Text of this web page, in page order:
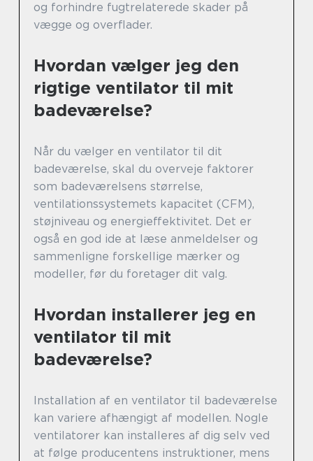
og forhindre fugtrelaterede skader på
vægge og overflader.
Hvordan vælger jeg den
rigtige ventilator til mit
badeværelse?
Når du vælger en ventilator til dit
badeværelse, skal du overveje faktorer
som badeværelsens størrelse,
ventilationssystemets kapacitet (CFM),
støjniveau og energieffektivitet. Det er
også en god ide at læse anmeldelser og
sammenligne forskellige mærker og
modeller, før du foretager dit valg.
Hvordan installerer jeg en
ventilator til mit
badeværelse?
Installation af en ventilator til badeværelse
kan variere afhængigt af modellen. Nogle
ventilatorer kan installeres af dig selv ved
at følge producentens instruktioner, mens